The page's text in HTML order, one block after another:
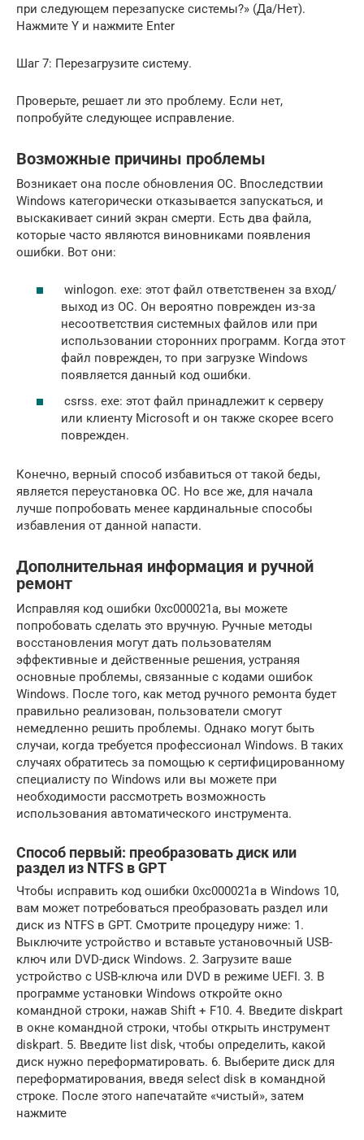
при следующем перезапуске системы?» (Да/Нет).
Нажмите Y и нажмите Enter
Шаг 7: Перезагрузите систему.
Проверьте, решает ли это проблему. Если нет,
попробуйте следующее исправление.
Возможные причины проблемы
Возникает она после обновления ОС. Впоследствии
Windows категорически отказывается запускаться, и
выскакивает синий экран смерти. Есть два файла,
которые часто являются виновниками появления
ошибки. Вот они:
winlogon. exe: этот файл ответственен за вход/
выход из ОС. Он вероятно поврежден из-за
несоответствия системных файлов или при
использовании сторонних программ. Когда этот
файл поврежден, то при загрузке Windows
появляется данный код ошибки.
csrss. exe: этот файл принадлежит к серверу
или клиенту Microsoft и он также скорее всего
поврежден.
Конечно, верный способ избавиться от такой беды,
является переустановка ОС. Но все же, для начала
лучше попробовать менее кардинальные способы
избавления от данной напасти.
Дополнительная информация и ручной
ремонт
Исправляя код ошибки 0xc000021a, вы можете
попробовать сделать это вручную. Ручные методы
восстановления могут дать пользователям
эффективные и действенные решения, устраняя
основные проблемы, связанные с кодами ошибок
Windows. После того, как метод ручного ремонта будет
правильно реализован, пользователи смогут
немедленно решить проблемы. Однако могут быть
случаи, когда требуется профессионал Windows. В таких
случаях обратитесь за помощью к сертифицированному
специалисту по Windows или вы можете при
необходимости рассмотреть возможность
использования автоматического инструмента.
Способ первый: преобразовать диск или
раздел из NTFS в GPT
Чтобы исправить код ошибки 0xc000021a в Windows 10,
вам может потребоваться преобразовать раздел или
диск из NTFS в GPT. Смотрите процедуру ниже: 1.
Выключите устройство и вставьте установочный USB-
ключ или DVD-диск Windows. 2. Загрузите ваше
устройство с USB-ключа или DVD в режиме UEFI. 3. В
программе установки Windows откройте окно
командной строки, нажав Shift + F10. 4. Введите diskpart
в окне командной строки, чтобы открыть инструмент
diskpart. 5. Введите list disk, чтобы определить, какой
диск нужно переформатировать. 6. Выберите диск для
переформатирования, введя select disk в командной
строке. После этого напечатайте «чистый», затем
нажмите